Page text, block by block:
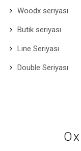
Woodx seriyası
Butik seriyası
Line Seriyası
Double Seriyası